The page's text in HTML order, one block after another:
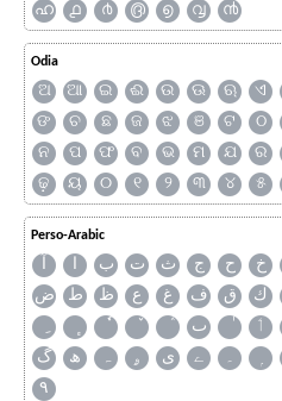
ഹ
൧ ൪ ൫ ൭ ൮ ൯
Odia
ଅ ଆ ଇ ଈ ଉ ଊ ଋ ଏ
ଙ
ଚ ଛ ଜ ଝ ଞ ଟ ଠ
ନ
ପ ଫ ବ ଭ ମ ଯ ର
ଢ଼
ୟ ୦ ୧ ୨ ୩ ୪ ୫
Perso-Arabic
آ ا ب ت ث ج ح خ
ض
ط ظ ع غ ف ق ك
ٮ
ٲ
گ
ھ ہ ۄ ی ے ۔
۹